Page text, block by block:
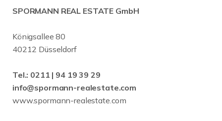
SPORMANN REAL ESTATE GmbH
Königsallee 80
40212 Düsseldorf
Tel.: 0211 | 94 19 39 29
info@spormann-realestate.com
www.spormann-realestate.com